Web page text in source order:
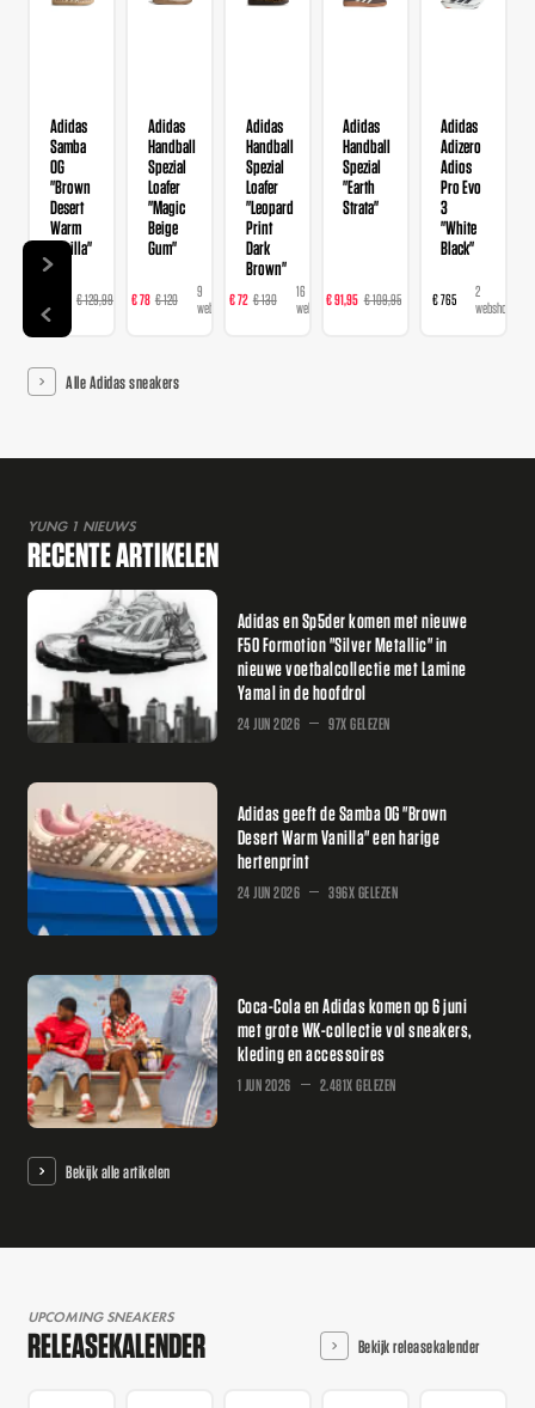
Adidas
Samba
OG
"Brown
Desert
Warm
Vanilla"
€ 129,99
14
webshops
Adidas
Handball
Spezial
Loafer
"Magic
Beige
Gum"
€ 78 € 120
9
webshops
Adidas
Handball
Spezial
Loafer
"Leopard
Print
Dark
Brown"
€ 72 € 130
16
webshops
Adidas
Handball
Spezial
"Earth
Strata"
€ 91,95 € 109,95
webshops
Adidas
Adizero
Adios
Pro Evo
3
"White
Black"
€ 765
2
webshops
Alle Adidas sneakers
YUNG 1 NIEUWS
RECENTE ARTIKELEN
Adidas en Sp5der komen met nieuwe
F50 Formotion "Silver Metallic" in
nieuwe voetbalcollectie met Lamine
Yamal in de hoofdrol
24 JUN 2026 97X GELEZEN
Adidas geeft de Samba OG "Brown
Desert Warm Vanilla" een harige
hertenprint
24 JUN 2026 396X GELEZEN
Coca-Cola en Adidas komen op 6 juni
met grote WK-collectie vol sneakers,
kleding en accessoires
1 JUN 2026 2.481X GELEZEN
Bekijk alle artikelen
UPCOMING SNEAKERS
RELEASEKALENDER Bekijk releasekalender